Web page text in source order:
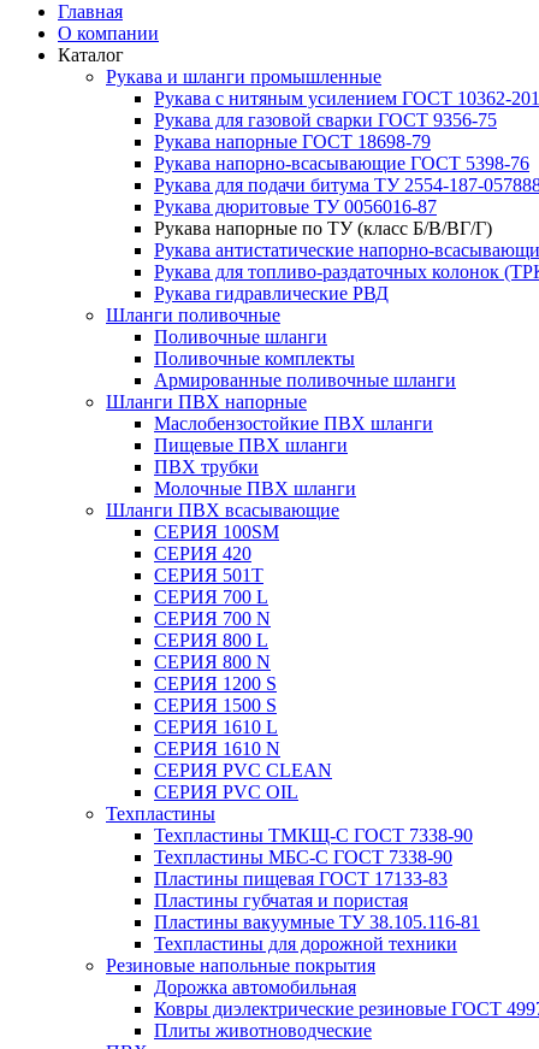
Главная
О компании
Каталог
Рукава и шланги промышленные
Рукава с нитяным усилением ГОСТ 10362-
Рукава для газовой сварки ГОСТ 9356-75
Рукава напорные ГОСТ 18698-79
Рукава нaпорно-всасывающие ГОСТ 5398-76
Рукава для подачи битума ТУ 2554-187-
Рукава дюритовые ТУ 0056016-87
Рукава напорные по ТУ (класс Б/В/ВГ/Г)
Рукава антистатические напорно-
Рукава для топливо-раздаточных колонок
Рукава гидравлические РВД
Шланги поливочные
Поливочные шланги
Поливочные комплекты
Армированные поливочные шланги
Шланги ПВХ напорные
Маслобензостойкие ПВХ шланги
Пищевые ПВХ шланги
ПВХ трубки
Молочные ПВХ шланги
Шланги ПВХ всасывающие
СЕРИЯ 100SM
СЕРИЯ 420
СЕРИЯ 501T
СЕРИЯ 700 L
СЕРИЯ 700 N
СЕРИЯ 800 L
СЕРИЯ 800 N
СЕРИЯ 1200 S
СЕРИЯ 1500 S
СЕРИЯ 1610 L
СЕРИЯ 1610 N
СЕРИЯ PVC CLEAN
СЕРИЯ PVC OIL
Техпластины
Техпластины ТМКЩ-С ГОСТ 7338-90
Техпластины МБС-С ГОСТ 7338-90
Пластины пищевая ГОСТ 17133-83
Пластины губчатая и пористая
Пластины вакуумные ТУ 38.105.116-81
Техпластины для дорожной техники
Резиновые напольные покрытия
Дорожка автомобильная
Ковры диэлектрические резиновые ГОСТ
Плиты животноводческие